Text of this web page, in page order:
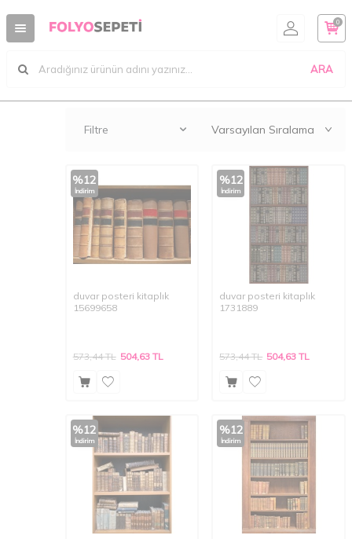
ARA
0
Filtre
%12
İndirim
duvar posteri kitaplık
15699658
573,44TL 504,63TL
%12
İndirim
duvar posteri kitaplık
1731889
573,44TL 504,63 TL
%12
İndirim
%12
İndirim